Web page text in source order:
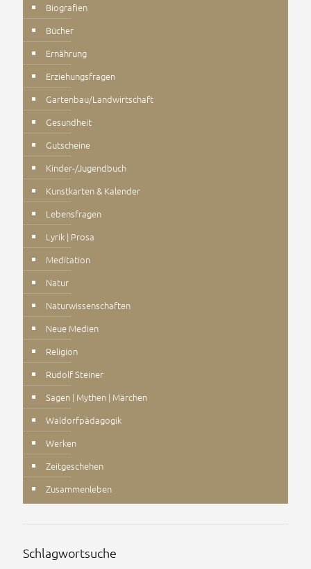
Biografien
Bücher
Ernährung
Erziehungsfragen
Gartenbau/Landwirtschaft
Gesundheit
Gutscheine
Kinder-/Jugendbuch
Kunstkarten & Kalender
Lebensfragen
Lyrik | Prosa
Meditation
Natur
Naturwissenschaften
Neue Medien
Religion
Rudolf Steiner
Sagen | Mythen | Märchen
Waldorfpädagogik
Werken
Zeitgeschehen
Zusammenleben
Schlagwortsuche